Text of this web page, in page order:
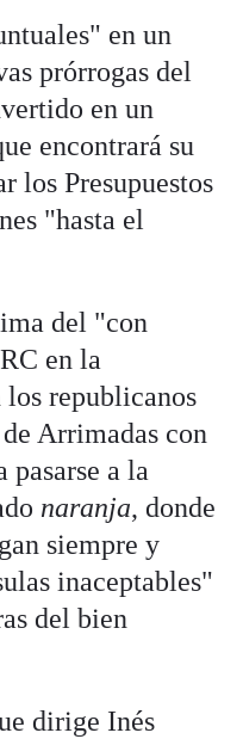
en un
prórrogas del
en un
encontrará su
los Presupuestos
"hasta el
del "con
en la
los republicanos
Arrimadas con
pasarse a la
naranja, donde
siempre y
inaceptables"
del bien
dirige Inés